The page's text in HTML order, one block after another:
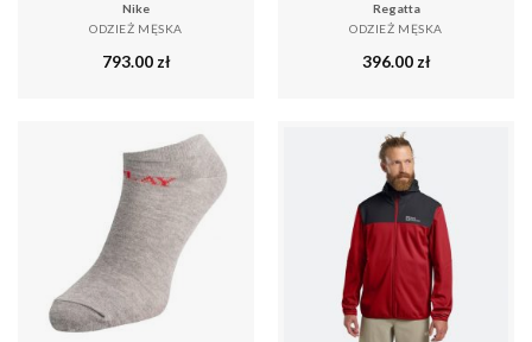
Nike
ODZIEŻ MĘSKA
793.00 zł
Regatta
ODZIEŻ MĘSKA
396.00 zł